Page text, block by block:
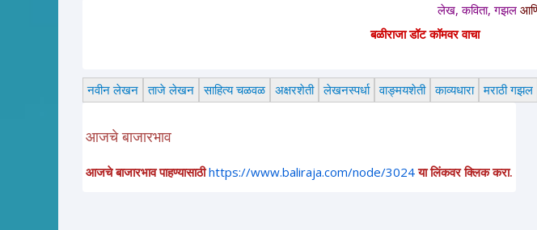
लेख, कविता, गझल आणिइतर अवांतर
बळीराजा डॉट कॉमवर वाचा
नवीन लेखन ताजे लेखन साहित्य चळवळ अक्षरशेती लेखनस्पर्धा वाङ्मयशेती काव्यधारा मराठी गझल
आजचे बाजारभाव
आजचे बाजारभाव पाहण्यासाठी https://www.baliraja.com/node/3024 या लिंकवर क्लिक करा.